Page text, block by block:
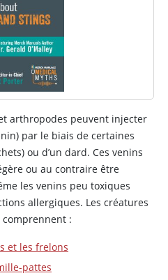
arthropodes peuvent injecter
par le biais de certaines
ou d’un dard. Ces venins
ou au contraire être
les venins peu toxiques
allergiques. Les créatures
:
et les frelons
pattes